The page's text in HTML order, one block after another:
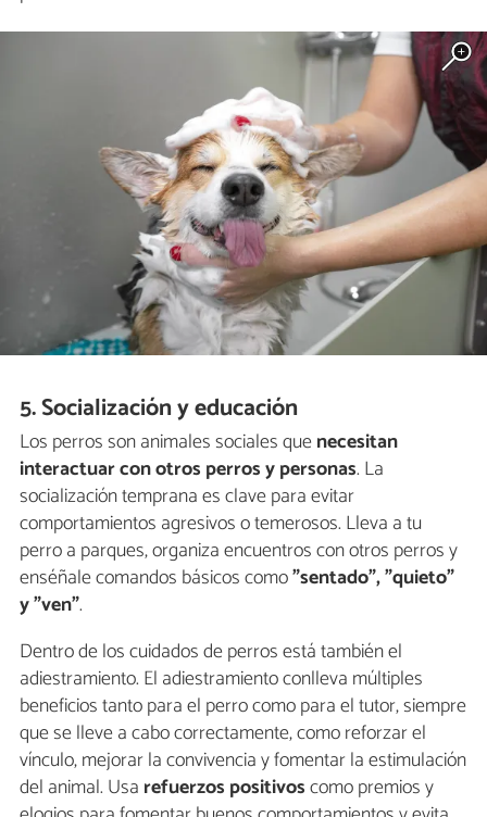
5. Socialización y educación
Los perros son animales sociales quenecesitan
interactuar con otros perros y personas. La
socialización temprana es clave para evitar
comportamientos agresivos o temerosos. Lleva a tu
perro a parques, organiza encuentros con otros perros y
enséñale comandos básicos como"sentado", "quieto"
y "ven".
Dentro de los cuidados de perros está también el
adiestramiento. El adiestramiento conlleva múltiples
beneficios tanto para el perro como para el tutor, siempre
que se lleve a cabo correctamente, como reforzar el
vínculo, mejorar la convivencia y fomentar la estimulación
del animal. Usa refuerzos positivoscomo premios y